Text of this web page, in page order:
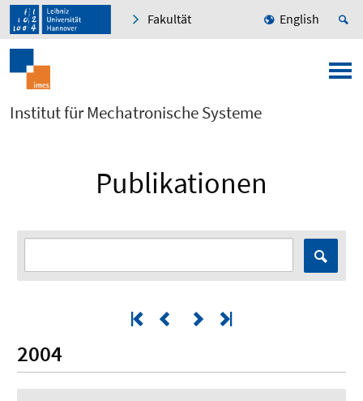
Fakultät English
Institut für Mechatronische Systeme
Publikationen
2004